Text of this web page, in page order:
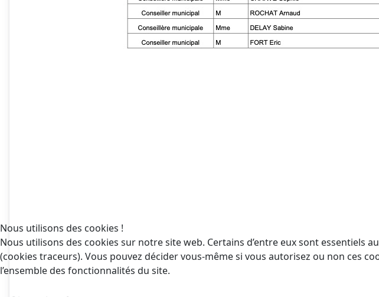
Nous utilisons des cookies !
Nous utilisons des cookies sur notre site web. Certains d’entre eux sont essentiels
(cookies traceurs). Vous pouvez décider vous-même si vous autorisez ou non ces
l’ensemble des fonctionnalités du site.